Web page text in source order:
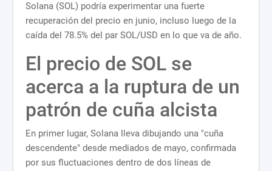
Solana (SOL) podría experimentar una fuerte
recuperación del precio en junio, incluso luego de la
caída del 78.5% del par SOL/USD en lo que va de año.
El precio de SOL se
acerca a la ruptura de un
patrón de cuña alcista
En primer lugar, Solana lleva dibujando una "cuña
descendente" desde mediados de mayo, confirmada
por sus fluctuaciones dentro de dos líneas de